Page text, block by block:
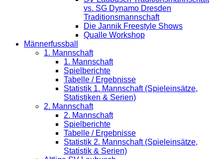
vs. SG Dynamo Dresden
Traditionsmannschaft
Die Jannik Freestyle Shows
Qualle Workshop
Männerfussball
1. Mannschaft
1. Mannschaft
Spielberichte
Tabelle / Ergebnisse
Statistik 1. Mannschaft (Spieleinsätze,
Statistiken & Serien)
2. Mannschaft
2. Mannschaft
Spielberichte
Tabelle / Ergebnisse
Statistik 2. Mannschaft (Spieleinsätze,
Statistik & Serien)